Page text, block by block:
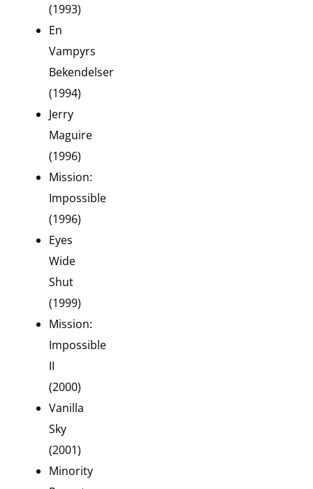
(1993)
En
Vampyrs
Bekendelser
(1994)
Jerry
Maguire
(1996)
Mission:
Impossible
(1996)
Eyes
Wide
Shut
(1999)
Mission:
Impossible
II
(2000)
Vanilla
Sky
(2001)
Minority